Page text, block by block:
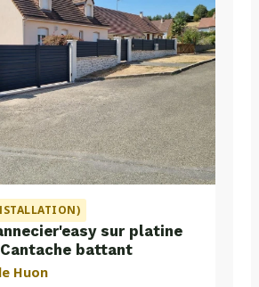
sur platine
battant
Huon